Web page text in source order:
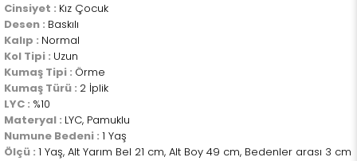
Cinsiyet : Kız Çocuk
Desen : Baskılı
Kalıp : Normal
Kol Tipi : Uzun
Kumaş Tipi : Örme
Kumaş Türü : 2 İplik
LYC : %10
Materyal : LYC, Pamuklu
Numune Bedeni : 1 Yaş
Ölçü : 1 Yaş, Alt Yarım Bel 21 cm, Alt Boy 49 cm, Bedenler arası 3 cm